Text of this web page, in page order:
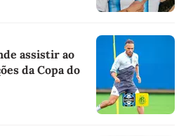
assistir ao
da Copa do